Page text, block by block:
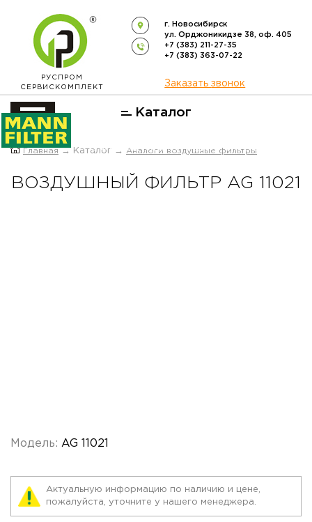
РУСПРОМ
СЕРВИСКОМПЛЕКТ
г. Новосибирск
ул. Орджоникидзе 38, оф. 405
+7 (383) 211-27-35
+7 (383) 363-07-22
Заказать звонок
Каталог
ОФИЦИАЛЬНЫЙ ДИСТРИБЬЮТОР
Главная → Каталог → Аналоги воздушные фильтры
ВОЗДУШНЫЙ ФИЛЬТР AG 11021
Модель: AG 11021
Актуальную информацию по наличию и цене,
пожалуйста, уточните у нашего менеджера.